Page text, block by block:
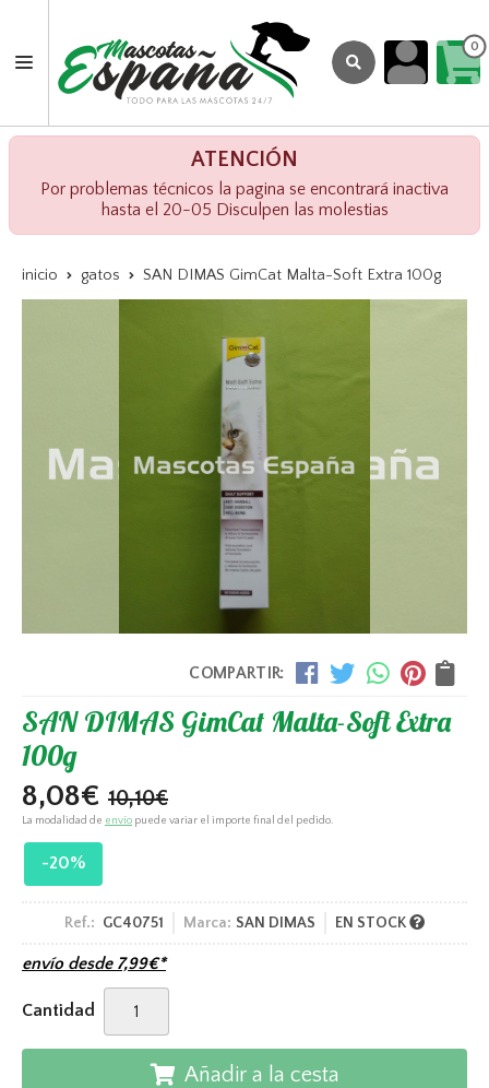
0
ATENCIÓN
Por problemas técnicos la pagina se encontrará inactiva
hasta el 20-05 Disculpen las molestias
inicio gatos SAN DIMAS GimCat Malta-Soft Extra 100g
COMPARTIR:
SAN DIMAS GimCat Malta-Soft Extra
100g
8,08€ 10,10€
La modalidad de envío puede variar el importe final del pedido.
-20%
Ref.: GC40751 Marca: SAN DIMAS EN STOCK
envío desde 7,99€*
Cantidad
Añadir a la cesta